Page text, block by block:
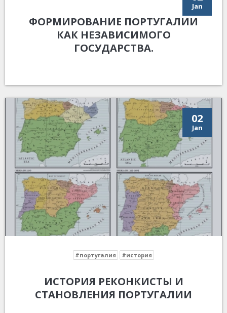
Jan
ФОРМИРОВАНИЕ ПОРТУГАЛИИ
КАК НЕЗАВИСИМОГО
ГОСУДАРСТВА.
02
Jan
#португалия #история
ИСТОРИЯ РЕКОНКИСТЫ И
СТАНОВЛЕНИЯ ПОРТУГАЛИИ